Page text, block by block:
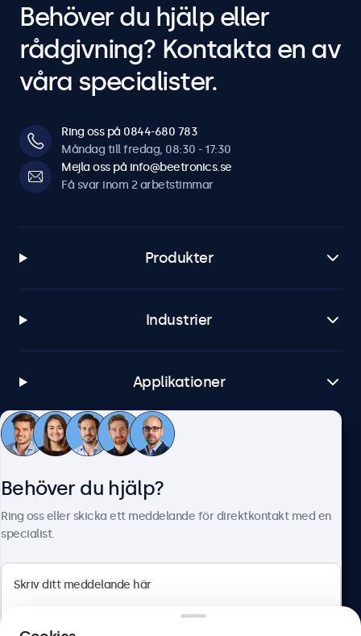
Behöver du hjälp eller
rådgivning? Kontakta en av
våra specialister.
Ring oss på 0844-680 783
Måndag till fredag, 08:30 - 17:30
Mejla oss på info@beetronics.se
Få svar inom 2 arbetstimmar
Produkter
Industrier
Applikationer
Kundtjänst
Behöver du hjälp?
Ring oss eller skicka ett meddelande för direktkontakt med en
specialist.